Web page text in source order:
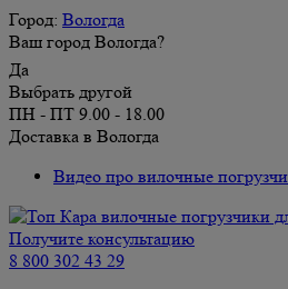
Город: Вологда
Ваш город Вологда?
Да
Выбрать другой
ПН - ПТ 9.00 - 18.00
Доставка в Вологда
Видео про вилочные
Получите консультацию
8 800 302 43 29